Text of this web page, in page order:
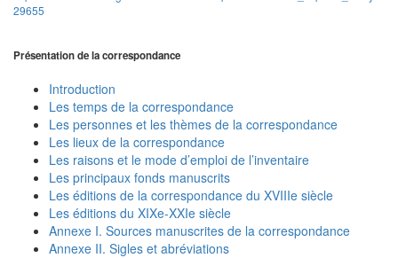
29655
Présentation de la correspondance
Introduction
Les temps de la correspondance
Les personnes et les thèmes de la correspondance
Les lieux de la correspondance
Les raisons et le mode d’emploi de l’inventaire
Les principaux fonds manuscrits
Les éditions de la correspondance du XVIIIe siècle
Les éditions du XIXe-XXIe siècle
Annexe I. Sources manuscrites de la correspondance
Annexe II. Sigles et abréviations